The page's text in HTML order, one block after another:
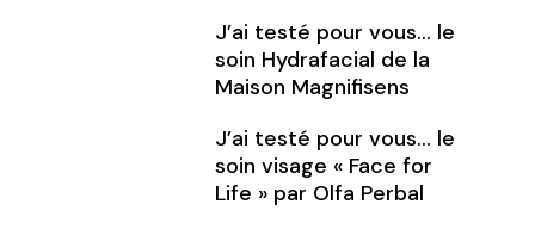
J’ai testé pour vous… le
soin Hydrafacial de la
Maison Magnifisens
J’ai testé pour vous… le
soin visage « Face for
Life » par Olfa Perbal